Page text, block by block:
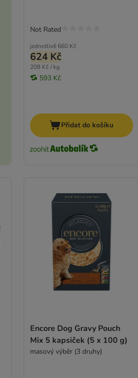
jednotlivě 660 Kč
624 Kč
208 Kč / kg
593 Kč
Not Rated
Přidat do košíku
Encore Dog Gravy Pouch
Mix 5 kapsiček (5 x 100 g)
masový výběr (3 druhy)